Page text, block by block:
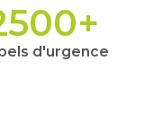
d'urgence
+